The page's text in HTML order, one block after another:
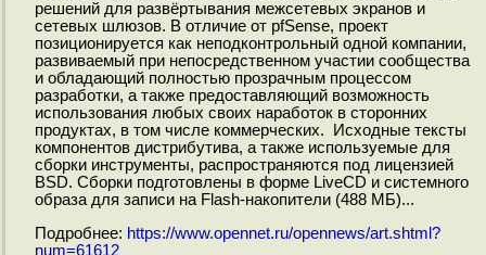
решений для развёртывания межсетевых экранов и
сетевых шлюзов. В отличие от pfSense, проект
позиционируется как неподконтрольный одной компании,
развиваемый при непосредственном участии сообщества
и обладающий полностью прозрачным процессом
разработки, а также предоставляющий возможность
использования любых своих наработок в сторонних
продуктах, в том числе коммерческих. Исходные тексты
компонентов дистрибутива, а также используемые для
сборки инструменты, распространяются под лицензией
BSD. Сборки подготовлены в форме LiveCD и системного
образа для записи на Flash-накопители (488 МБ)...
Подробнее: https://www.opennet.ru/opennews/art.shtml?
num=61612